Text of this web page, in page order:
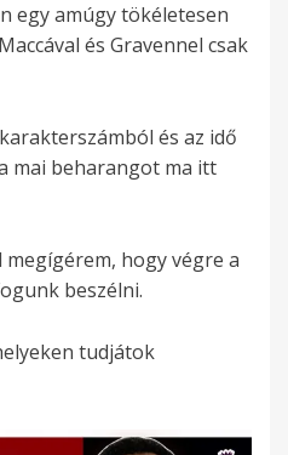
egy amúgy tökéletesen
és Gravennel csak
és az idő
mai beharangot ma itt
hogy végre a
beszélni.
tudjátok